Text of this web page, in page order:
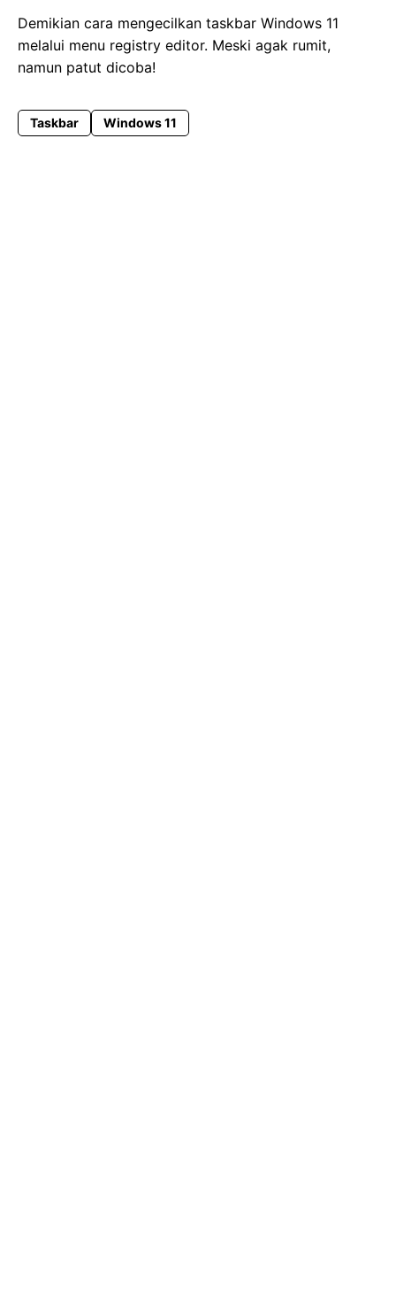
Demikian cara mengecilkan taskbar Windows 11
melalui menu registry editor. Meski agak rumit,
namun patut dicoba!
Taskbar Windows 11